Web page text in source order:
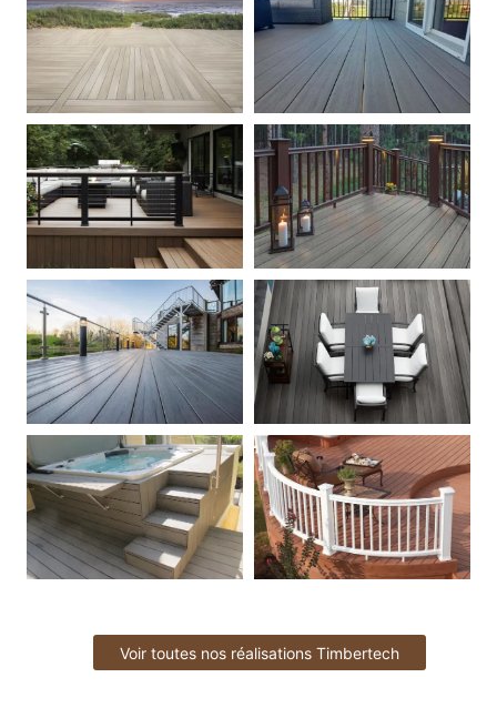
Voir toutes nos réalisations Timbertech